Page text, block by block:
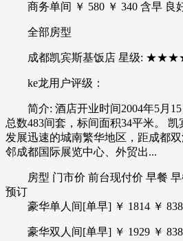
商务单间 ￥ 580 ￥ 340 含早 良
全部房型
成都凯宾斯基饭店 星级:
ke龙用户评级：
简介: 酒店开业时间2004年5月15
总数483间套，标间面积34平米。
发展迅速的城南繁华地区，距成都
邻成都国际展览中心、外贸出...
房型 门市价 前台现付价 早餐 早
预订
豪华单人间[单早] ￥ 1814 ￥ 838
豪华双人间[单早] ￥ 1929 ￥ 838